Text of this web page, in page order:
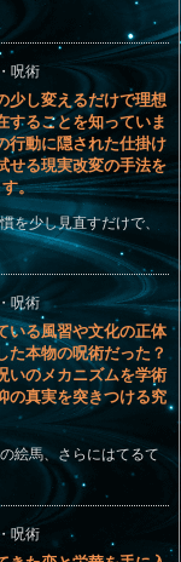
呪術
少し変えるだけで理想
することを知っていま
行動に隠された仕掛け
せる現実改変の手法を
。
を少し見直すだけで、
呪術
いる風習や文化の正体
た本物の呪術だった？
いのメカニズムを学術
の真実を突きつける究
絵馬、さらにはてるて
呪術